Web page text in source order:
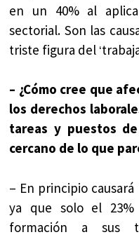
en un 40% al
sectorial. Son las
triste figura del ‘
– ¿Cómo cree que
los derechos
tareas y puestos
cercano de lo que
– En principio
ya que solo el 23%
formación a sus